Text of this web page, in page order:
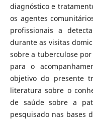
diagnóstico e
os agentes
profissionais a
durante as visitas
sobre a tuberculose
para o
objetivo do presente
literatura sobre o
de saúde sobre a
pesquisado nas bases